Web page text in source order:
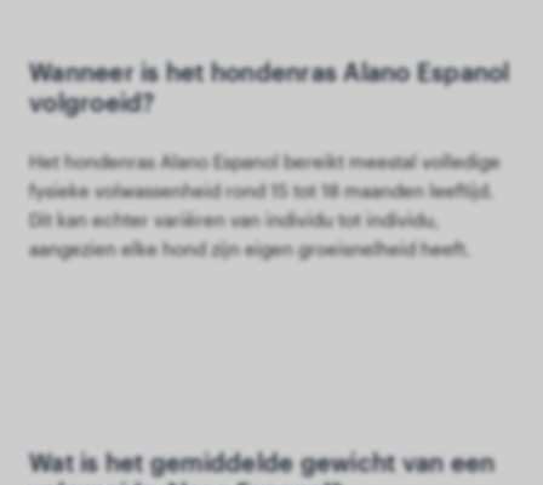
Wanneer is het hondenras Alano Espanol
volgroeid?
Het hondenras Alano Espanol bereikt meestal volledige
fysieke volwassenheid rond 15 tot 18 maanden leeftijd.
Dit kan echter variëren van individu tot individu,
aangezien elke hond zijn eigen groeisnelheid heeft.
Wat is het gemiddelde gewicht van een